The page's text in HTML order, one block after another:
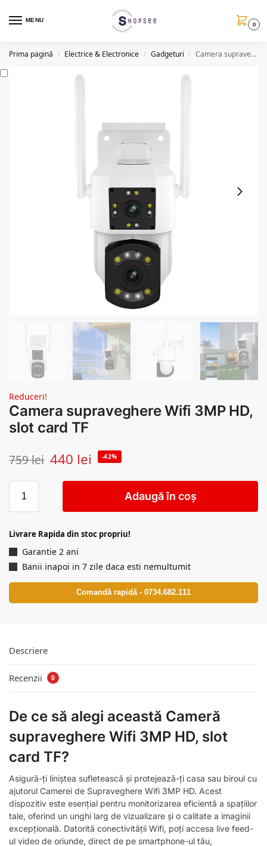
MENU
0
Prima pagină / Electrice & Electronice / Gadgeturi / Camera supraveghere Wifi 3MP HD, slot card TF
Reduceri!
Camera supraveghere Wifi 3MP HD,
slot card TF
759lei 440 lei -42%
Adaugă în coș
Livrare Rapida din stoc propriu!
Garantie 2 ani
Banii inapoi in 7 zile daca esti nemultumit
Comandă rapidă - 0734.682.111
Descriere
Recenzii 0
De ce să alegi această Cameră
supraveghere Wifi 3MP HD, slot
card TF?
Asigură-ți liniștea sufletească și protejează-ți casa sau biroul cu
ajutorul Camerei de Supraveghere Wifi 3MP HD. Acest
dispozitiv este esențial pentru monitorizarea eficientă a spațiilor
tale, oferind un unghi larg de vizualizare și o calitate a imaginii
excepțională. Datorită conectivității Wifi, poți accesa live feed-
ul video de oriunde, direct de pe smartphone-ul tău,